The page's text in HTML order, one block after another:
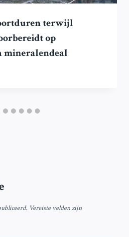
terwijl
op
mineralendeal
Vereiste velden zijn